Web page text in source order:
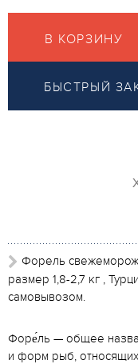
В КОРЗИНУ
БЫСТРЫЙ
Форель
размер 1,8-2,7 кг ,
самовывозом.
Форе́ль — общее
и форм рыб,